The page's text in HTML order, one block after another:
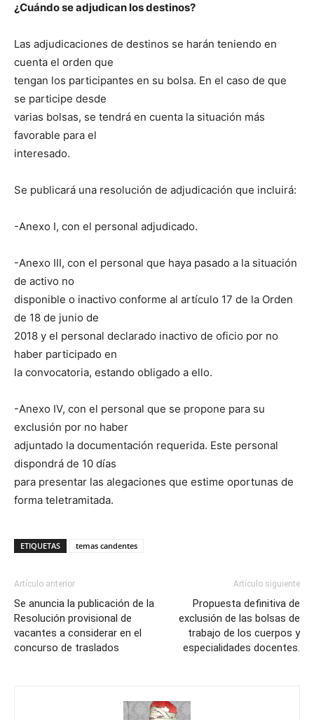
¿Cuándo se adjudican los destinos?
Las adjudicaciones de destinos se harán teniendo en
cuenta el orden que
tengan los participantes en su bolsa. En el caso de que
se participe desde
varias bolsas, se tendrá en cuenta la situación más
favorable para el
interesado.
Se publicará una resolución de adjudicación que incluirá:
-Anexo I, con el personal adjudicado.
-Anexo III, con el personal que haya pasado a la situación
de activo no
disponible o inactivo conforme al artículo 17 de la Orden
de 18 de junio de
2018 y el personal declarado inactivo de oficio por no
haber participado en
la convocatoria, estando obligado a ello.
-Anexo IV, con el personal que se propone para su
exclusión por no haber
adjuntado la documentación requerida. Este personal
dispondrá de 10 días
para presentar las alegaciones que estime oportunas de
forma teletramitada.
ETIQUETAS temas candentes
Artículo anterior
Se anuncia la publicación de la
Resolución provisional de
vacantes a considerar en el
concurso de traslados
Artículo siguiente
Propuesta definitiva de
exclusión de las bolsas de
trabajo de los cuerpos y
especialidades docentes.